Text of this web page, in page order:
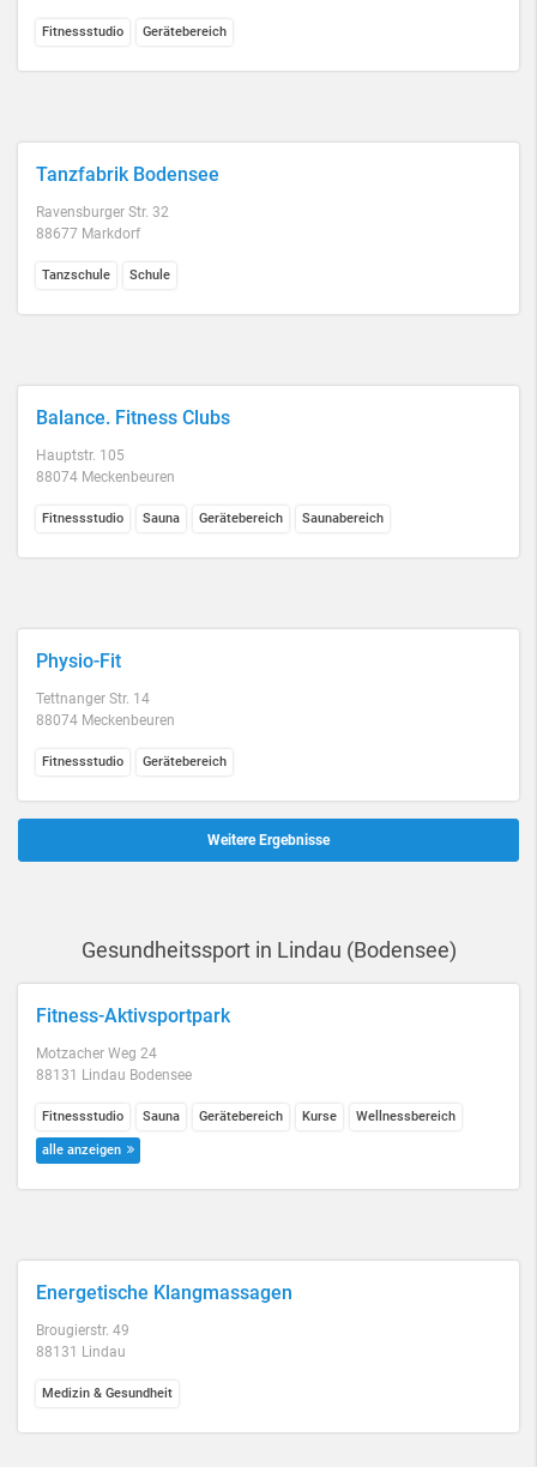
Fitnessstudio Gerätebereich
Tanzfabrik Bodensee
Ravensburger Str. 32
88677 Markdorf
Tanzschule Schule
Balance. Fitness Clubs
Hauptstr. 105
88074 Meckenbeuren
Fitnessstudio Sauna Gerätebereich Saunabereich
Physio-Fit
Tettnanger Str. 14
88074 Meckenbeuren
Fitnessstudio Gerätebereich
Weitere Ergebnisse
Gesundheitssport in Lindau (Bodensee)
Fitness-Aktivsportpark
Motzacher Weg 24
88131 Lindau Bodensee
Fitnessstudio Sauna Gerätebereich Kurse Wellnessbereich
alle anzeigen
Energetische Klangmassagen
Brougierstr. 49
88131 Lindau
Medizin & Gesundheit